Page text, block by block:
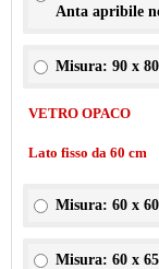
Anta apribile
Misura: 90 x
VETRO OPACO
Lato fisso da 60 cm
Misura: 60 x
Misura: 60 x